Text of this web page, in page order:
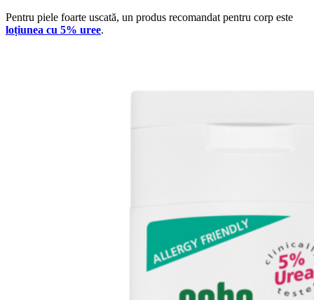
Pentru piele foarte uscată, un produs recomandat pentru corp este
loțiunea cu 5% uree.